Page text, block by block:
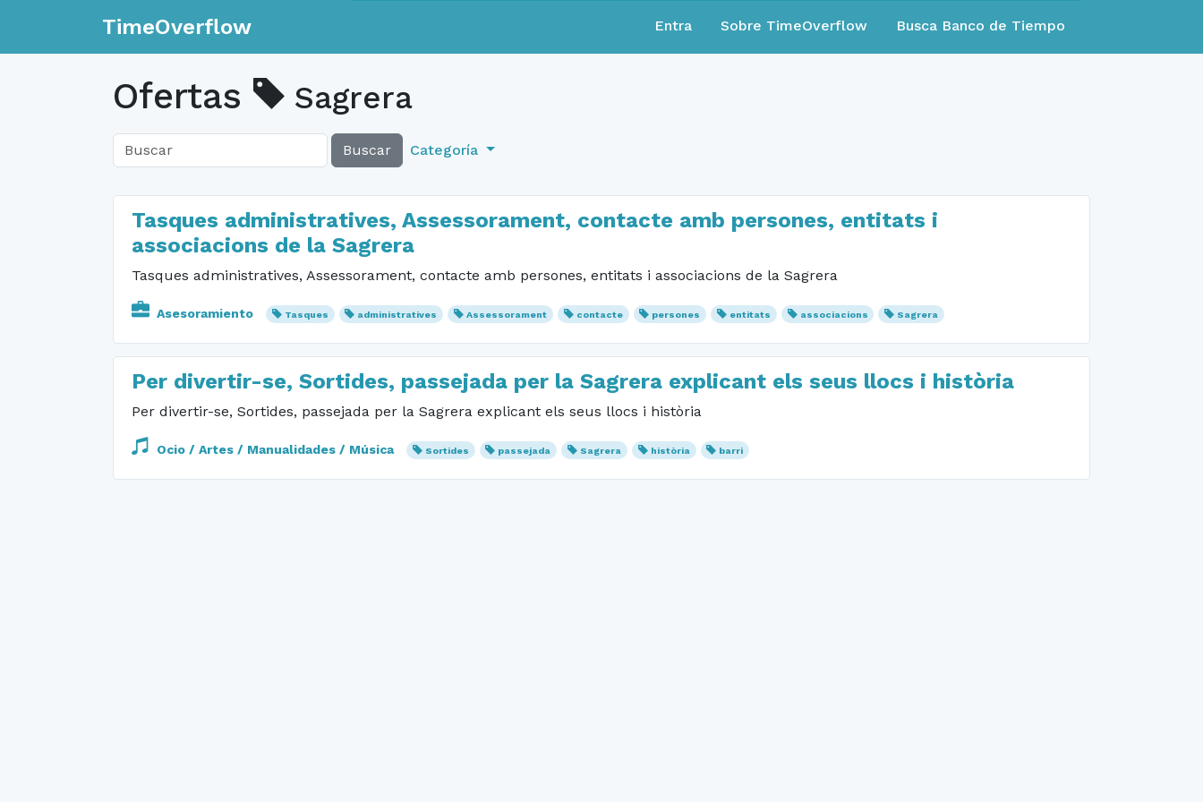
TimeOverflow Entra Sobre TimeOverflow Busca Banco de Tiempo
Ofertas Sagrera
Buscar Categoría
Tasques administratives, Assessorament, contacte amb persones, entitats i
associacions de la Sagrera
Tasques administratives, Assessorament, contacte amb persones, entitats i associacions de la Sagrera
Asesoramiento Tasques administratives Assessorament contacte persones entitats associacions Sagrera
Per divertir-se, Sortides, passejada per la Sagrera explicant els seus llocs i història
Per divertir-se, Sortides, passejada per la Sagrera explicant els seus llocs i història
Ocio / Artes / Manualidades / Música Sortides passejada Sagrera història barri